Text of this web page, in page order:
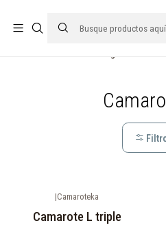
|Camaroteka
Camarote L triple